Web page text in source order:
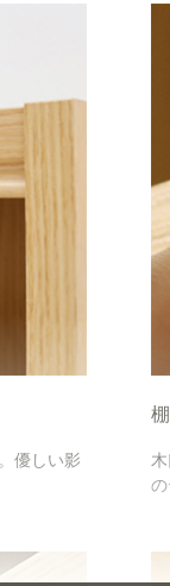
優しい影